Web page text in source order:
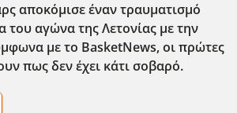
αποκόμισε έναν τραυματισμό
του αγώνα της Λετονίας με την
με το BasketNews, οι πρώτες
πως δεν έχει κάτι σοβαρό.